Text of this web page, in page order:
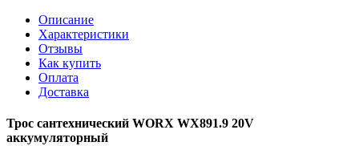
Описание
Характеристики
Отзывы
Как купить
Оплата
Доставка
Трос сантехнический WORX WX891.9 20V
аккумуляторный